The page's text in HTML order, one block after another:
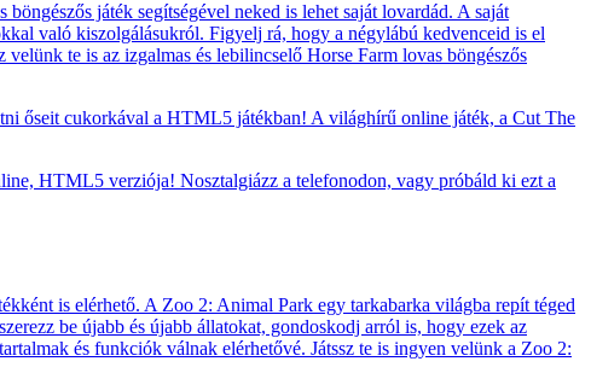
játék segítségével neked is lehet saját lovardád. A saját
való kiszolgálásukról. Figyelj rá, hogy a négylábú kedvenceid is el
te is az izgalmas és lebilincselő Horse Farm lovas böngészős
őseit cukorkával a HTML5 játékban! A világhírű online játék, a Cut The
HTML5 verziója! Nosztalgiázz a telefonodon, vagy próbáld ki ezt a
is elérhető. A Zoo 2: Animal Park egy tarkabarka világba repít téged
be újabb és újabb állatokat, gondoskodj arról is, hogy ezek az
és funkciók válnak elérhetővé. Játssz te is ingyen velünk a Zoo 2: